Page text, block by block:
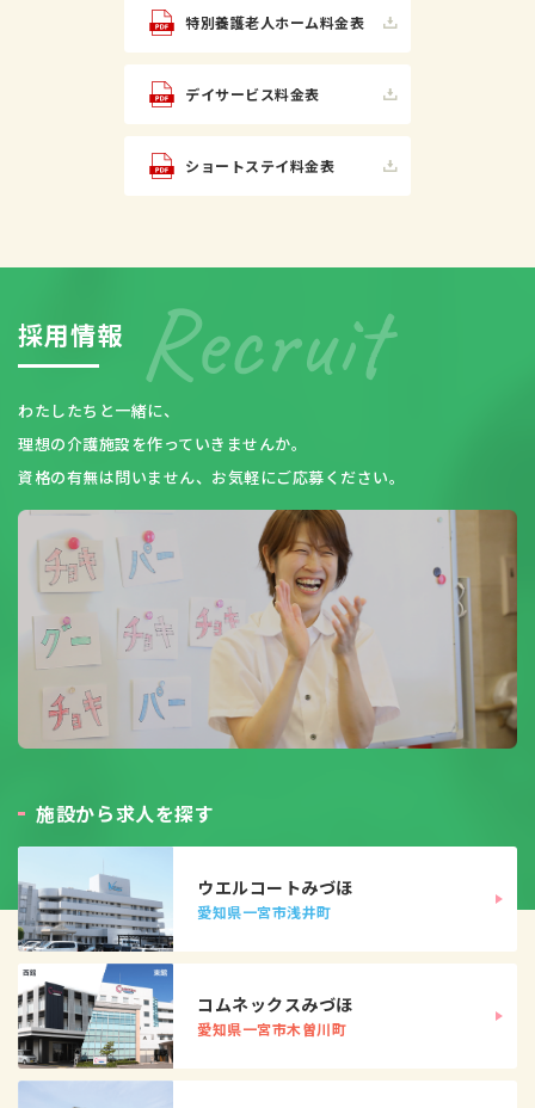
特別養護老人ホーム料金表
デイサービス料金表
ショートステイ料金表
採用情報
わたしたちと一緒に、
理想の介護施設を作っていきませんか。
資格の有無は問いません、お気軽にご応募ください。
施設から求人を探す
ウエルコートみづほ
愛知県一宮市浅井町
コムネックスみづほ
愛知県一宮市木曽川町